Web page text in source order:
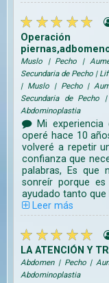
Muslo | Pecho |
Secundaria de Pecho |
| Muslo | Pecho |
Secundaria de
Abdominoplastia
Mi experiencia
operé hace 10
volveré a repetir
confianza que
palabras, Es que
sonreír porque
ayudado tanto que
Leer más
LA ATENCIÓN Y
Abdomen | Pecho |
Abdominoplastia